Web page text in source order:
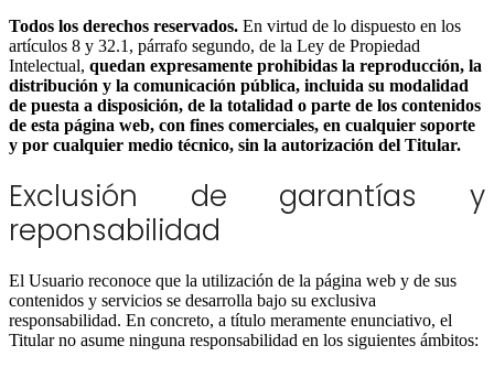
Todos los derechos reservados. En virtud de lo dispuesto en los
artículos 8 y 32.1, párrafo segundo, de la Ley de Propiedad
Intelectual, quedan expresamente prohibidas la reproducción, la
distribución y la comunicación pública, incluida su modalidad
de puesta a disposición, de la totalidad o parte de los contenidos
de esta página web, con fines comerciales, en cualquier soporte
y por cualquier medio técnico, sin la autorización del Titular.
Exclusión de garantías y
reponsabilidad
El Usuario reconoce que la utilización de la página web y de sus
contenidos y servicios se desarrolla bajo su exclusiva
responsabilidad. En concreto, a título meramente enunciativo, el
Titular no asume ninguna responsabilidad en los siguientes ámbitos: